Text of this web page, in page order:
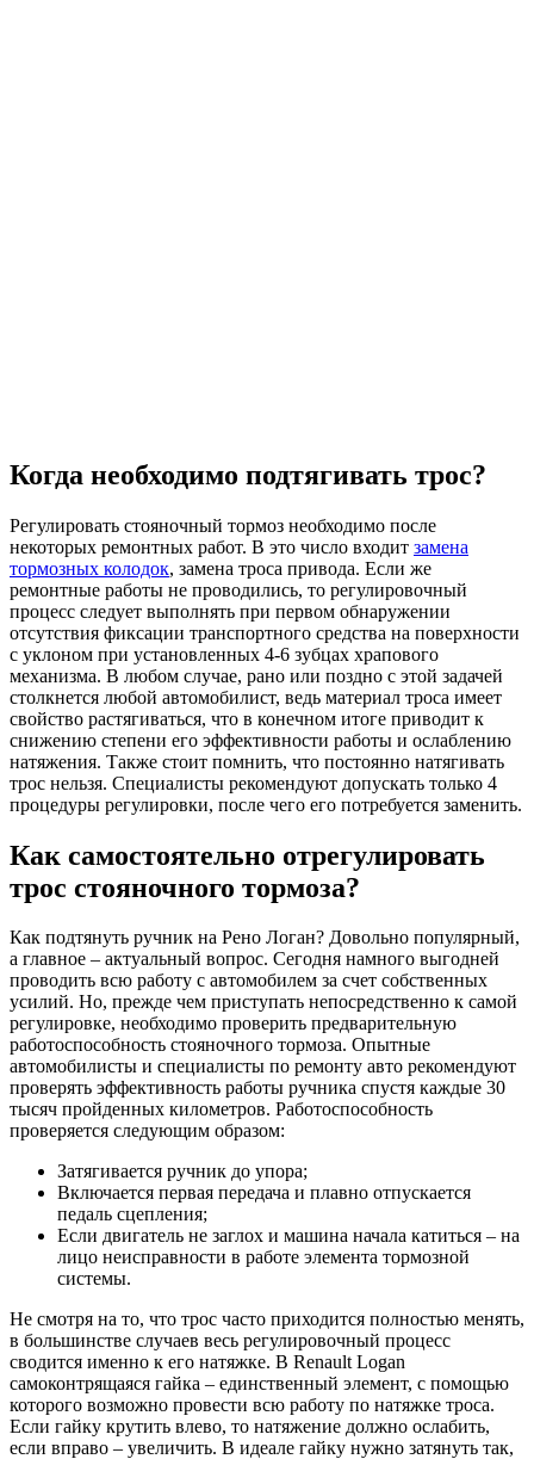
Когда необходимо подтягивать трос?
Регулировать стояночный тормоз необходимо после
некоторых ремонтных работ. В это число входит замена
тормозных колодок, замена троса привода. Если же
ремонтные работы не проводились, то регулировочный
процесс следует выполнять при первом обнаружении
отсутствия фиксации транспортного средства на поверхности
с уклоном при установленных 4-6 зубцах храпового
механизма. В любом случае, рано или поздно с этой задачей
столкнется любой автомобилист, ведь материал троса имеет
свойство растягиваться, что в конечном итоге приводит к
снижению степени его эффективности работы и ослаблению
натяжения. Также стоит помнить, что постоянно натягивать
трос нельзя. Специалисты рекомендуют допускать только 4
процедуры регулировки, после чего его потребуется заменить.
Как самостоятельно отрегулировать
трос стояночного тормоза?
Как подтянуть ручник на Рено Логан? Довольно популярный,
а главное – актуальный вопрос. Сегодня намного выгодней
проводить всю работу с автомобилем за счет собственных
усилий. Но, прежде чем приступать непосредственно к самой
регулировке, необходимо проверить предварительную
работоспособность стояночного тормоза. Опытные
автомобилисты и специалисты по ремонту авто рекомендуют
проверять эффективность работы ручника спустя каждые 30
тысяч пройденных километров. Работоспособность
проверяется следующим образом:
Затягивается ручник до упора;
Включается первая передача и плавно отпускается
педаль сцепления;
Если двигатель не заглох и машина начала катиться – на
лицо неисправности в работе элемента тормозной
системы.
Не смотря на то, что трос часто приходится полностью менять,
в большинстве случаев весь регулировочный процесс
сводится именно к его натяжке. В Renault Logan
самоконтрящаяся гайка – единственный элемент, с помощью
которого возможно провести всю работу по натяжке троса.
Если гайку крутить влево, то натяжение должно ослабить,
если вправо – увеличить. В идеале гайку нужно затянуть так,